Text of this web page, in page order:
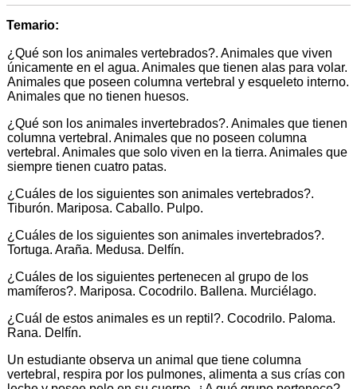
Temario:
¿Qué son los animales vertebrados?. Animales que viven
únicamente en el agua. Animales que tienen alas para volar.
Animales que poseen columna vertebral y esqueleto interno.
Animales que no tienen huesos.
¿Qué son los animales invertebrados?. Animales que tienen
columna vertebral. Animales que no poseen columna
vertebral. Animales que solo viven en la tierra. Animales que
siempre tienen cuatro patas.
¿Cuáles de los siguientes son animales vertebrados?.
Tiburón. Mariposa. Caballo. Pulpo.
¿Cuáles de los siguientes son animales invertebrados?.
Tortuga. Araña. Medusa. Delfín.
¿Cuáles de los siguientes pertenecen al grupo de los
mamíferos?. Mariposa. Cocodrilo. Ballena. Murciélago.
¿Cuál de estos animales es un reptil?. Cocodrilo. Paloma.
Rana. Delfín.
Un estudiante observa un animal que tiene columna
vertebral, respira por los pulmones, alimenta a sus crías con